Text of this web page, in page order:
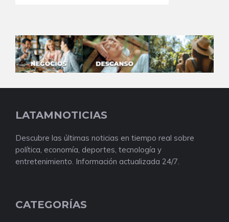
LATAMNOTICIAS
Descubre las últimas noticias en tiempo real sobre
política, economía, deportes, tecnología y
entretenimiento. Información actualizada 24/7.
CATEGORÍAS